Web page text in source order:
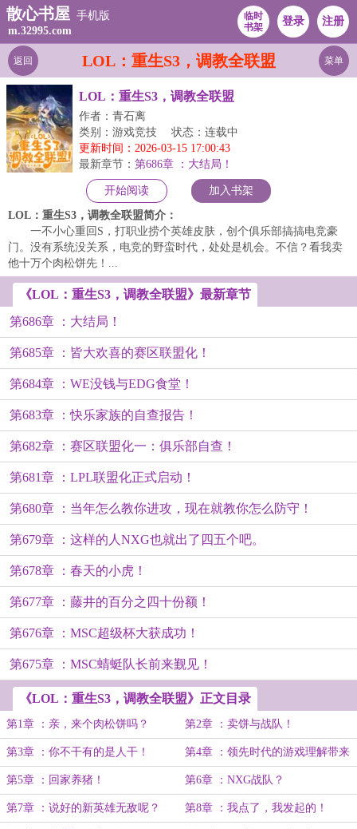
散心书屋 手机版
m.32995.com
临时
书架
登录 注册
LOL：重生S3，调教全联盟
返回 菜单
LOL：重生S3，调教全联盟
作者：青石离
类别：游戏竞技
状态：连载中
更新时间：2026-03-15 17:00:43
最新章节： 第686章 ：大结局！
开始阅读 加入书架
LOL：重生S3，调教全联盟简介：
一不小心重回S，打职业捞个英雄皮肤，创个俱乐部搞搞电竞豪
门。没有系统没关系，电竞的野蛮时代，处处是机会。不信？看我卖
他十万个肉松饼先！...
《LOL：重生S3，调教全联盟》最新章节
第686章 ：大结局！
第685章 ：皆大欢喜的赛区联盟化！
第684章 ：WE没钱与EDG食堂！
第683章 ：快乐家族的自查报告！
第682章 ：赛区联盟化一：俱乐部自查！
第681章 ：LPL联盟化正式启动！
第680章 ：当年怎么教你进攻，现在就教你怎么防守！
第679章 ：这样的人NXG也就出了四五个吧。
第678章 ：春天的小虎！
第677章 ：藤井的百分之四十份额！
第676章 ：MSC超级杯大获成功！
第675章 ：MSC蜻蜓队长前来觐见！
《LOL：重生S3，调教全联盟》正文目录
第1章 ：亲，来个肉松饼吗？ 第2章 ：卖饼与战队！
第3章 ：你不干有的是人干！ 第4章 ：领先时代的游戏理解带来
的震撼
第5章 ：回家养猪！ 第6章 ：NXG战队？
第7章 ：说好的新英雄无敌呢？ 第8章 ：我点了，我发起的！